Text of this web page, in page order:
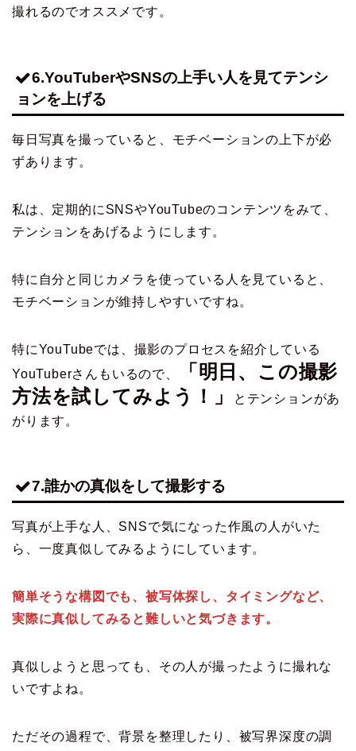
撮れるのでオススメです。
6.YouTuberやSNSの上手い人を見てテンシ
ョンを上げる
毎日写真を撮っていると、モチベーションの上下が必
ずあります。
私は、定期的にSNSやYouTubeのコンテンツをみて、
テンションをあげるようにします。
特に自分と同じカメラを使っている人を見ていると、
モチベーションが維持しやすいですね。
特にYouTubeでは、撮影のプロセスを紹介している
YouTuberさんもいるので、
「明日、この撮影
方法を試してみよう！」
とテンションがあ
がります。
7.誰かの真似をして撮影する
写真が上手な人、SNSで気になった作風の人がいた
ら、一度真似してみるようにしています。
簡単そうな構図でも、被写体探し、タイミングなど、
実際に真似してみると難しいと気づきます。
真似しようと思っても、その人が撮ったように撮れな
いですよね。
ただその過程で、背景を整理したり、被写界深度の調